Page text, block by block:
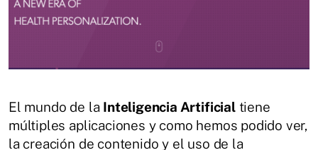
El mundo de la Inteligencia Artificialtiene
múltiples aplicaciones y como hemos podido ver,
la creación de contenido y el uso de la